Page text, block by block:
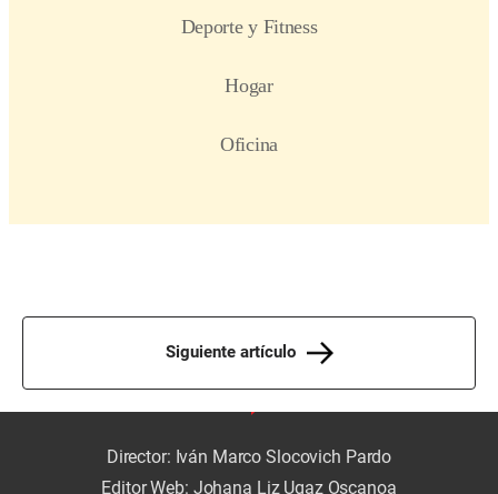
Siguiente artículo
Director: Iván Marco Slocovich Pardo
Editor Web: Johana Liz Ugaz Oscanoa